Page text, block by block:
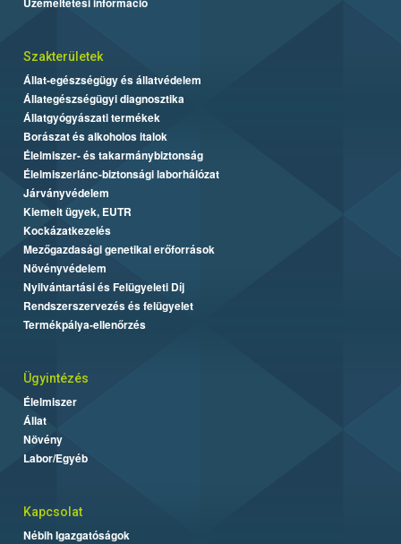
Szakterületek
Állat-egészségügy és állatvédelem
Állategészségügyi diagnosztika
Állatgyógyászati termékek
Borászat és alkoholos italok
Élelmiszer- és takarmánybiztonság
Élelmiszerlánc-biztonsági laborhálózat
Járványvédelem
Kiemelt ügyek, EUTR
Kockázatkezelés
Mezőgazdasági genetikai erőforrások
Növényvédelem
Nyilvántartási és Felügyeleti Díj
Rendszerszervezés és felügyelet
Termékpálya-ellenőrzés
Ügyintézés
Élelmiszer
Állat
Növény
Labor/Egyéb
Kapcsolat
Nébih Igazgatóságok